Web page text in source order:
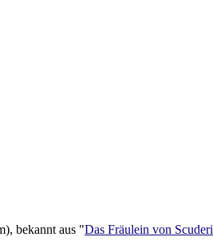
bekannt aus "Das Fräulein von Scuderi